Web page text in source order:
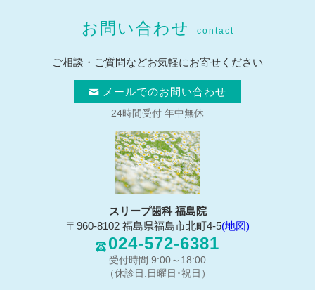
お問い合わせ contact
ご相談・ご質問などお気軽にお寄せください
メールでのお問い合わせ
24時間受付 年中無休
スリープ歯科 福島院
〒960-8102 福島県福島市北町4-5(地図)
024-572-6381
受付時間 9:00～18:00
（休診日:日曜日･祝日）